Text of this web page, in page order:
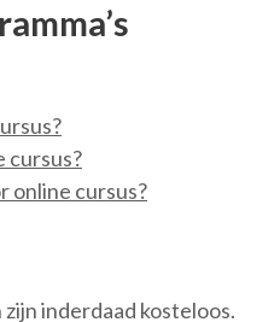
cursus?
online cursus?
inderdaad kosteloos.